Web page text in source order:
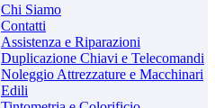
Chi Siamo
Contatti
Assistenza e Riparazioni
Duplicazione Chiavi e Telecomandi
Noleggio Attrezzature e Macchinari
Edili